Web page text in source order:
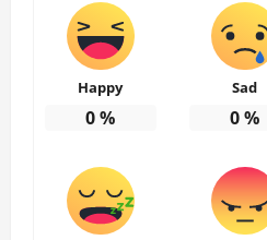
Happy
0%
Sad
0%